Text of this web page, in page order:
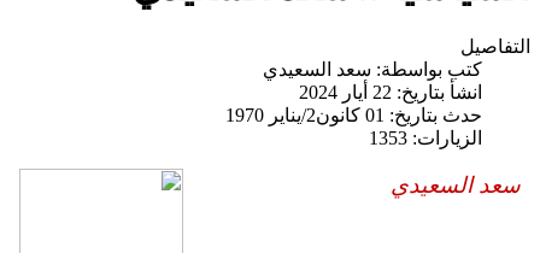
التفاصيل
كتب بواسطة: سعد السعيدي
انشأ بتاريخ: 22 أيار 2024
حدث بتاريخ: 01 كانون2/يناير 1970
الزيارات: 1353
سعد السعيدي